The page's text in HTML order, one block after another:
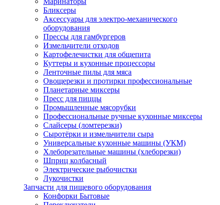
Бликсеры
Аксессуары для электро-механического
оборудования
Прессы для гамбургеров
Измельчители отходов
Картофелечистки для общепита
Куттеры и кухонные процессоры
Ленточные пилы для мяса
Овощерезки и протирки профессиональные
Планетарные миксеры
Пресс для пиццы
Промышленные мясорубки
Профессиональные ручные кухонные миксеры
Слайсеры (ломтерезки)
Сыротёрки и измельчители сыра
Универсальные кухонные машины (УКМ)
Хлеборезательные машины (хлеборезки)
Шприц колбасный
Электрические рыбочистки
Лукочистки
Запчасти для пищевого оборудования
Конфорки Бытовые